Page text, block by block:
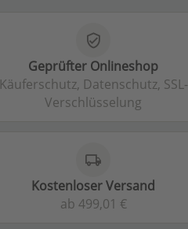
verified_user
Geprüfter Onlineshop
Käuferschutz, Datenschutz, SSL-
Verschlüsselung
local_shipping
Kostenloser Versand
ab 499,01 €